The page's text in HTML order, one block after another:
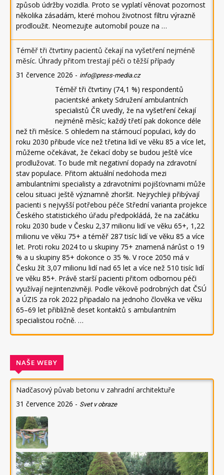
způsob údržby vozidla. Proto se vyplatí věnovat pozornost
několika zásadám, které mohou životnost filtru výrazně
prodloužit. Neomezujte automobil pouze na …
Téměř tři čtvrtiny pacientů čekají na vyšetření nejméně
měsíc. Úhrady přitom trestají péči o těžší případy
31 července 2026 - info@press-media.cz
Téměř tři čtvrtiny (74,1 %) respondentů
pacientské ankety Sdružení ambulantních
specialistů ČR uvedly, že na vyšetření čekají
nejméně měsíc; každý třetí pak dokonce déle
než tři měsíce. S ohledem na stárnoucí populaci, kdy do
roku 2030 přibude více než třetina lidí ve věku 85 a více let,
můžeme očekávat, že čekací doby se budou ještě více
prodlužovat. To bude mít negativní dopady na zdravotní
stav populace. Přitom aktuální nedohoda mezi
ambulantními specialisty a zdravotními pojišťovnami může
celou situaci ještě významně zhoršit. Nejrychleji přibývají
pacienti s nejvyšší potřebou péče Střední varianta projekce
Českého statistického úřadu předpokládá, že na začátku
roku 2030 bude v Česku 2,37 milionu lidí ve věku 65+, 1,22
milionu ve věku 75+ a téměř 287 tisíc lidí ve věku 85 a více
let. Proti roku 2024 to u skupiny 75+ znamená nárůst o 19
% a u skupiny 85+ dokonce o 35 %. V roce 2050 má v
Česku žít 3,07 milionu lidí nad 65 let a více než 510 tisíc lidí
ve věku 85+. Právě starší pacienti přitom odbornou péči
využívají nejintenzivněji. Podle věkově podrobných dat ČSÚ
a ÚZIS za rok 2022 připadalo na jednoho člověka ve věku
65–69 let přibližně deset kontaktů s ambulantním
specialistou ročně. …
NAŠE WEBY
Nadčasový půvab betonu v zahradní architektuře
31 července 2026 - Svet v obraze